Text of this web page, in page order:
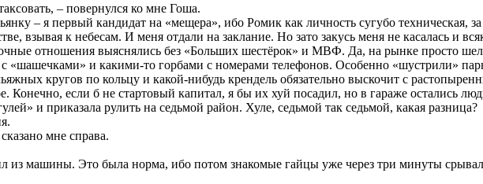
– повернулся ко мне Гоша.
– я первый кандидат на «мещера», ибо Ромик как личность сугубо техническая,
взывая к небесам. И меня отдали на заклание. Но зато закусь меня не касалась и
отношения выяснялись без «Больших шестёрок» и МВФ. Да, на рынке просто
«шашечками» и какими-то горбами с номерами телефонов. Особенно «шустрили»
кругов по кольцу и какой-нибудь крендель обязательно выскочит с
Конечно, если б не стартовый капитал, я бы их хуй посадил, но в гараже остались
и приказала рулить на седьмой район. Хуле, седьмой так седьмой, какая разница?
мне справа.
из машины. Это была норма, ибо потом знакомые гайцы уже через три минуты